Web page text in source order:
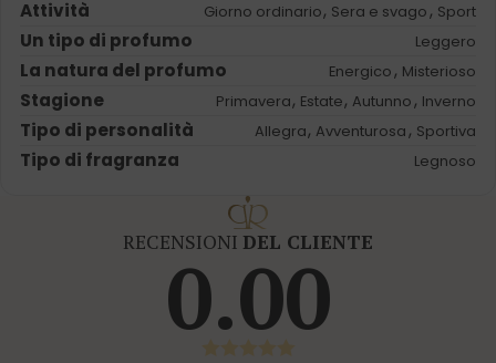
Attività Giorno ordinario, Sera e svago, Sport
Un tipo di profumo Leggero
La natura del profumo Energico, Misterioso
Stagione Primavera, Estate, Autunno, Inverno
Tipo di personalità Allegra, Avventurosa, Sportiva
Tipo di fragranza Legnoso
RECENSIONI DEL CLIENTE
0.00